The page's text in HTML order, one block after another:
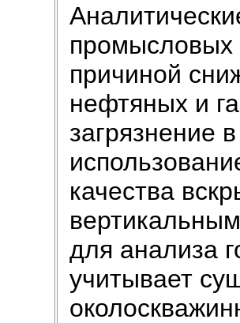
промысловых
причиной
нефтяных и
загрязнение
качества
для анализа
учитывает